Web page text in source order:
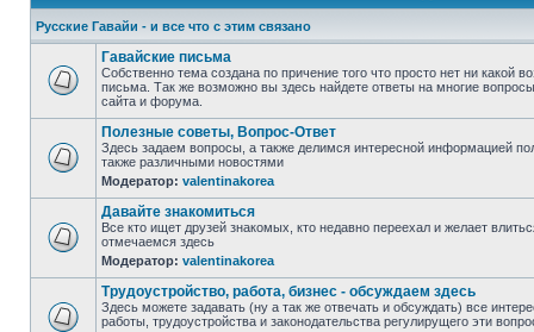
Русские Гавайи - и все что с этим связано
Гавайские письма
Собственно тема создана по причение того что просто нет ни какой
письма. Так же возможно вы здесь найдете ответы на многие
сайта и форума.
Полезные советы, Вопрос-Ответ
Здесь задаем вопросы, а также делимся интересной информацией
также различными новостями
Модератор: valentinakorea
Давайте знакомиться
Все кто ищет друзей знакомых, кто недавно переехал и желает
отмечаемся здесь
Модератор: valentinakorea
Трудоустройство, работа, бизнес - обсуждаем здесь
Здесь можете задавать (ну а так же отвечать и обсуждать) все
работы, трудоустройства и законодательства регулирущего эти